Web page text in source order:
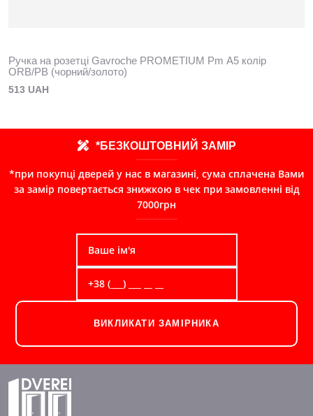
Ручка на розетці Gavroche PROМETIUМ Pm А5 колір
ORB/PB (чорний/золото)
513 UAH
*БЕЗКОШТОВНИЙ ЗАМІР
*при покупці дверей у нас в магазині, сума сплачена Вами
за замір повертається знижкою в чек при замовленні від
7000грн
ВИКЛИКАТИ ЗАМІРНИКА